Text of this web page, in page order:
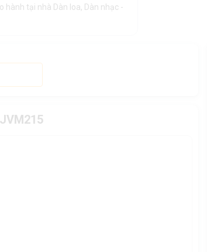
hành tại nhà Dàn loa, Dàn nhạc -